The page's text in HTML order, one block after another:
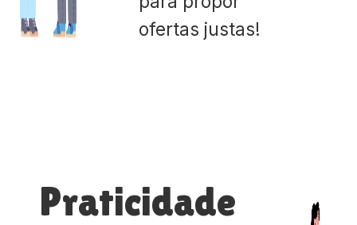
ofertas justas!
Praticidade